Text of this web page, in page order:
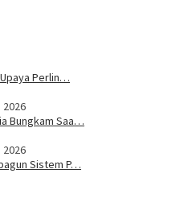
Perlin…
Bungkam Saa…
Sistem P…